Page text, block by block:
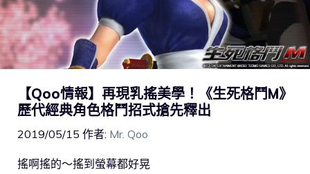
【Qoo情報】再現乳搖美學！《生死格鬥M》
歷代經典角色格鬥招式搶先釋出
2019/05/15 作者: Mr. Qoo
搖啊搖的～搖到螢幕都好晃